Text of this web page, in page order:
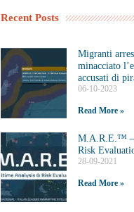
Recent Posts
Migranti
minacciato
accusati di
06-10-2023
Read More »
M.A.R.E.™️ –
Risk
28-09-2021
Read More »